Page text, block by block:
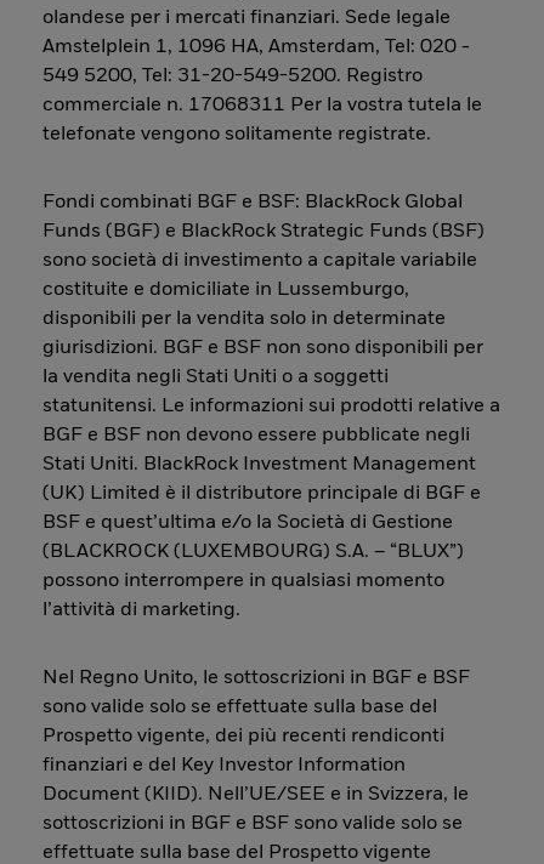
olandese per i mercati finanziari. Sede legale
Amstelplein 1, 1096 HA, Amsterdam, Tel: 020 -
549 5200, Tel: 31-20-549-5200. Registro
commerciale n. 17068311 Per la vostra tutela le
telefonate vengono solitamente registrate.
Fondi combinati BGF e BSF: BlackRock Global
Funds (BGF) e BlackRock Strategic Funds (BSF)
sono società di investimento a capitale variabile
costituite e domiciliate in Lussemburgo,
disponibili per la vendita solo in determinate
giurisdizioni. BGF e BSF non sono disponibili per
la vendita negli Stati Uniti o a soggetti
statunitensi. Le informazioni sui prodotti relative a
BGF e BSF non devono essere pubblicate negli
Stati Uniti. BlackRock Investment Management
(UK) Limited è il distributore principale di BGF e
BSF e quest’ultima e/o la Società di Gestione
(BLACKROCK (LUXEMBOURG) S.A. – “BLUX”)
possono interrompere in qualsiasi momento
l’attività di marketing.
Nel Regno Unito, le sottoscrizioni in BGF e BSF
sono valide solo se effettuate sulla base del
Prospetto vigente, dei più recenti rendiconti
finanziari e del Key Investor Information
Document (KIID). Nell’UE/SEE e in Svizzera, le
sottoscrizioni in BGF e BSF sono valide solo se
effettuate sulla base del Prospetto vigente